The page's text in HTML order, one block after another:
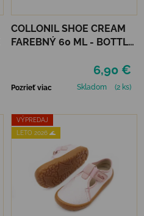
COLLONIL SHOE CREAM
FAREBNÝ 60 ML - BOTTLE
6,90 €
Pozrieť viac Skladom (2 ks)
VÝPREDAJ
LETO 2026 🌊